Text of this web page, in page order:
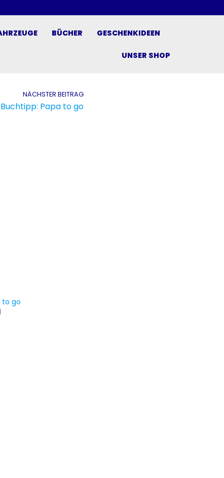
BÜCHER GESCHENKIDEEN
UNSER SHOP
NÄCHSTER BEITRAG
Buchtipp: Papa to go
to go